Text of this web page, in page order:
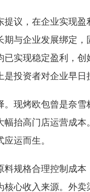
议，在企业实现
与企业发展绑定
实现稳定盈利，
投资者对企业早日
现烤欧包曾是奈雪
抬高门店运营成
运而生。
规格合理控制成
心收入来源。外